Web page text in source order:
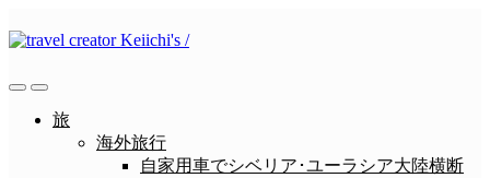
ン
ン
検
メ
ニ 旅
海外旅行
自家用車でシベリア･ユーラシア大陸横断